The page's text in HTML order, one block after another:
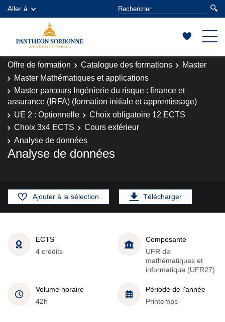
Aller à
Offre de formation Catalogue des formations
Master
Master Mathématiques et applications
Master parcours Ingénierie du risque : finance et
assurance (IRFA) (formation initiale et apprentissage)
UE 2 : Optionnelle
Choix obligatoire 12 ECTS
Choix 3x4 ECTS
Cours extérieur
Analyse de données
Analyse de données
Ajouter à la sélection Télécharger
ECTS
4 crédits
Composante
UFR de
mathématiques et
informatique (UFR27)
Volume horaire
42h
Période de l'année
Printemps